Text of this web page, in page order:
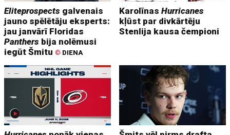
Eliteprospects galvenais
jauno spēlētāju eksperts:
jau janvārī Floridas
Panthers bija nolēmusi
iegūt Šmitu © DIENA
KarolīnasHurricanes
kļūst par divkārtēju
Stenlija kausa čempioni